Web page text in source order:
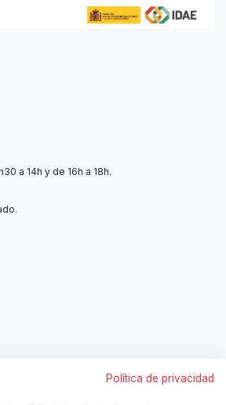
a 14h y de 16h a 18h.
Política de privacidad